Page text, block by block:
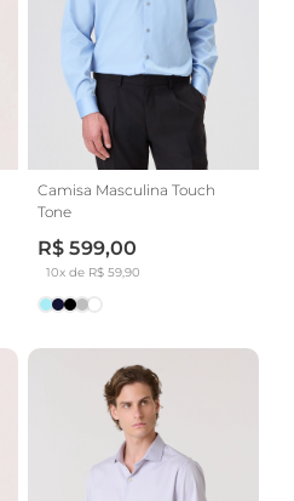
Camisa Masculina Touch
Tone
R$ 599,00
10x de R$ 59,90